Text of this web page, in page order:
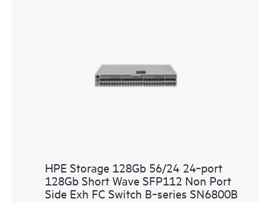
HPE Storage 128Gb 56/24 24‑port
128Gb Short Wave SFP112 Non Port
Side Exh FC Switch B‑series SN6800B